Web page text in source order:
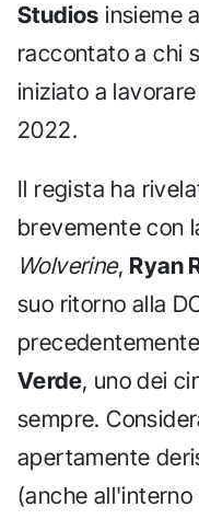
Studios insieme
raccontato a chi
iniziato a
2022.
Il regista ha
brevemente con
Wolverine, Ryan
suo ritorno alla
Verde, uno dei
sempre.
apertamente
(anche